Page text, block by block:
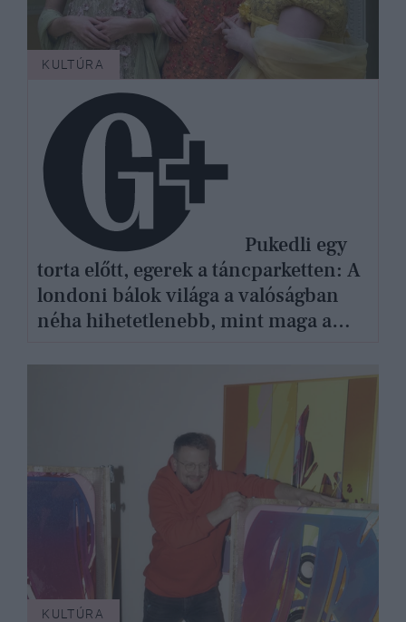
KULTÚRA
torta előtt, egerek a táncparketten: A
londoni bálok világa a valóságban
néha hihetetlenebb, mint maga a
KULTÚRA